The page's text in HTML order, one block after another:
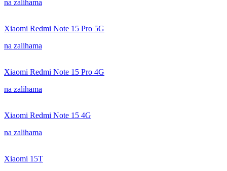
na zalihama
Xiaomi Redmi Note 15 Pro 5G
na zalihama
Xiaomi Redmi Note 15 Pro 4G
na zalihama
Xiaomi Redmi Note 15 4G
na zalihama
Xiaomi 15T